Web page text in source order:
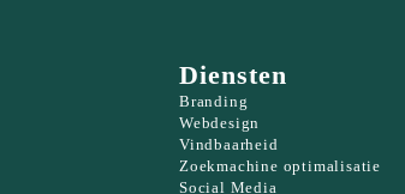
Diensten
Branding
Webdesign
Vindbaarheid
Zoekmachine optimalisatie
Social Media